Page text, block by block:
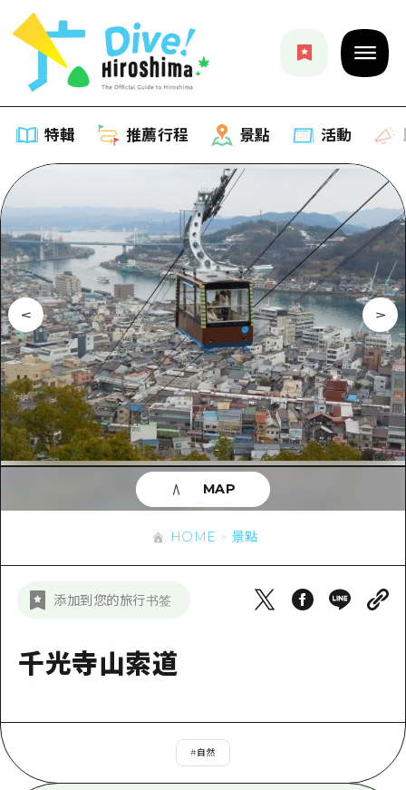
特輯 推薦行程 景點 活動
特輯
列表
推薦
藝術
活動·廟會
美食·酒水
騎自行車
購物
運動
夜晚生活
標準
治癒
推薦行程
列表
Dive! Hiroshima 官方向導
廣島隨意旅行
廣島市內
安芸
答對了
宮島周邊
短途旅行
1晚2天
景點
列表
廣島市內
安芸
答對了
美北
東山口
愛媛
活動
即時訊息
有用的信息
列表
超值遊覽門票
廣島免費 Wi-Fi
新聞
HOME 景點
添加到您的旅行书签
千光寺山索道
#自然
MAP